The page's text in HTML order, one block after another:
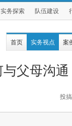
实务探索 队伍建设
首页 实务视点 案
父母沟通
投搞